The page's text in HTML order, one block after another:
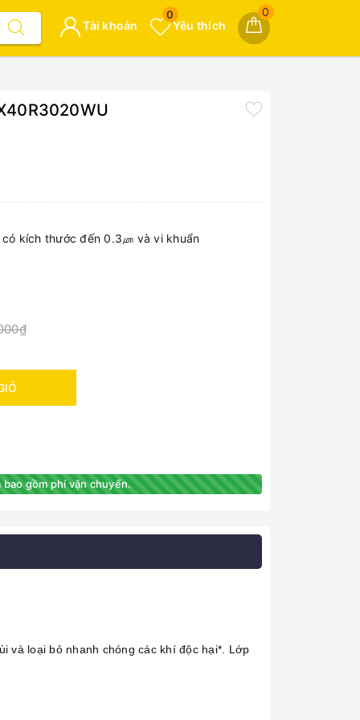
0
Yêu thích
0
Tài khoản
kích thước đến 0.3㎛ và vi khuẩn
bao gồm phí vận chuyển.
và loại bỏ nhanh chóng các khí độc hại*. Lớp